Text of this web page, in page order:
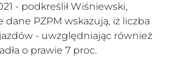
- podkreślił Wiśniewski,
dane PZPM wskazują, iż liczba
- uwzględniając również
o prawie 7 proc.